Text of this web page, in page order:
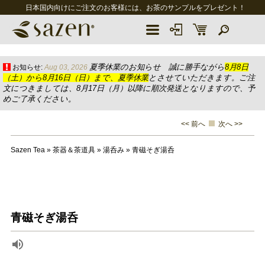
日本国内向けにご注文のお客様には、お茶のサンプルをプレゼント！
お知らせ: Aug 03, 2026 夏季休業のお知らせ 誠に勝手ながら8月8日
（土）から8月16日（日）まで、夏季休業とさせていただきます。ご注
文につきましては、8月17日（月）以降に順次発送となりますので、予
めご了承ください。
<< 前へ 次へ >>
Sazen Tea» 茶器＆茶道具» 湯呑み» 青磁そぎ湯呑
青磁そぎ湯呑